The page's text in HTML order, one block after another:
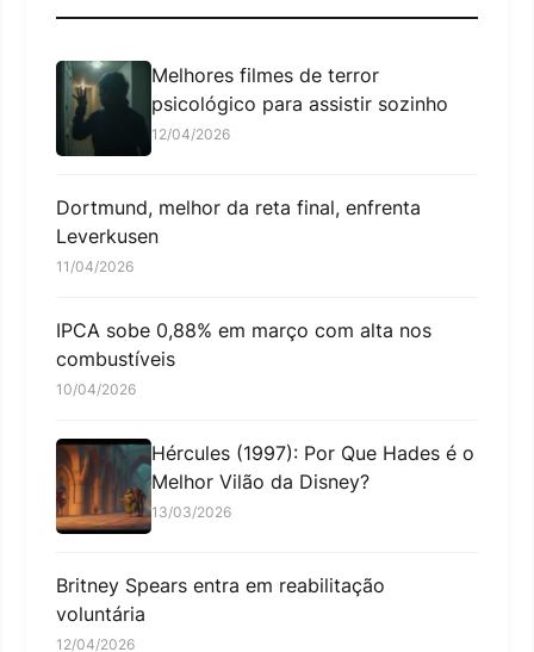
Melhores filmes de terror
psicológico para assistir sozinho
12/04/2026
Dortmund, melhor da reta final, enfrenta
Leverkusen
11/04/2026
IPCA sobe 0,88% em março com alta nos
combustíveis
10/04/2026
Hércules (1997): Por Que Hades é o
Melhor Vilão da Disney?
13/03/2026
Britney Spears entra em reabilitação
voluntária
12/04/2026